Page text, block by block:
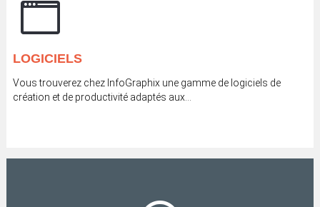
LOGICIELS
Vous trouverez chez InfoGraphix une gamme de logiciels de
création et de productivité adaptés aux...